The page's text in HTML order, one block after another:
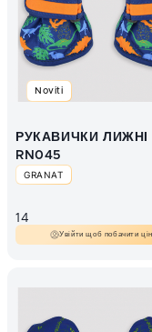
Noviti
РУКАВИЧКИ ЛИЖНІ
RN045
GRANAT
14
Увійти щоб побачити